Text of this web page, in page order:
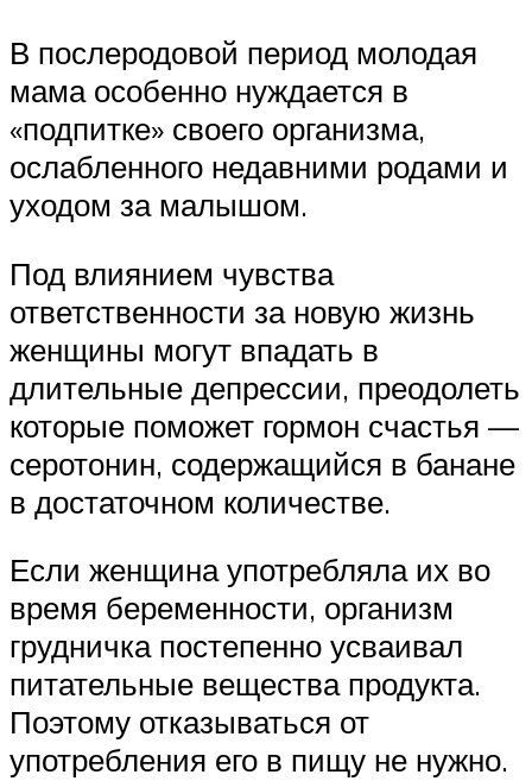
В послеродовой период молодая
мама особенно нуждается в
«подпитке» своего организма,
ослабленного недавними родами и
уходом за малышом.
Под влиянием чувства
ответственности за новую жизнь
женщины могут впадать в
длительные депрессии, преодолеть
которые поможет гормон счастья —
серотонин, содержащийся в банане
в достаточном количестве.
Если женщина употребляла их во
время беременности, организм
грудничка постепенно усваивал
питательные вещества продукта.
Поэтому отказываться от
употребления его в пищу не нужно.